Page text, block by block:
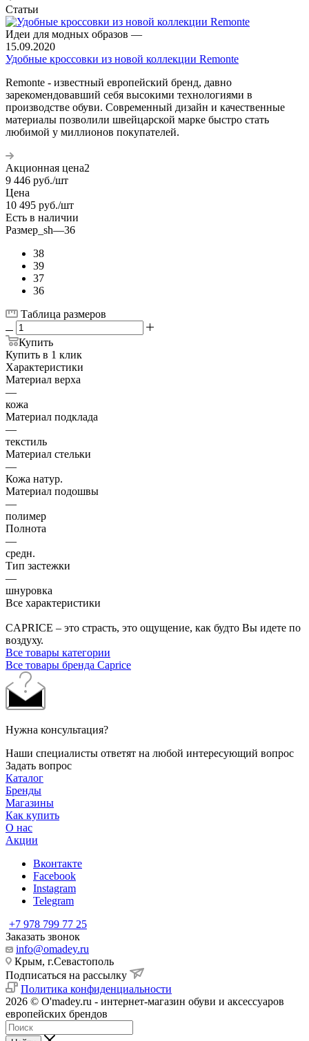
Статьи
Идеи для модных образов —
15.09.2020
Удобные кроссовки из новой коллекции Remonte
Remonte - известный европейский бренд, давно
зарекомендовавший себя высокими технологиями в
производстве обуви. Современный дизайн и качественные
материалы позволили швейцарской марке быстро стать
любимой у миллионов покупателей.
Акционная цена2
9 446 руб./шт
Цена
10 495 руб./шт
Есть в наличии
Размер_sh—36
38
39
37
36
Таблица размеров
Купить
Купить в 1 клик
Характеристики
Материал верха
—
кожа
Материал подклада
—
текстиль
Материал стельки
—
Кожа натур.
Материал подошвы
—
полимер
Полнота
—
средн.
Тип застежки
—
шнуровка
Все характеристики
CAPRICE – это страсть, это ощущение, как будто Вы идете по
воздуху.
Все товары категории
Все товары бренда Caprice
Нужна консультация?
Наши специалисты ответят на любой интересующий вопрос
Задать вопрос
Каталог
Бренды
Магазины
Как купить
О нас
Акции
Вконтакте
Facebook
Instagram
Telegram
+7 978 799 77 25
Заказать звонок
info@omadey.ru
Крым, г.Севастополь
Подписаться на рассылку
Политика конфиденциальности
2026 © O'madey.ru - интернет-магазин обуви и аксессуаров
европейских брендов